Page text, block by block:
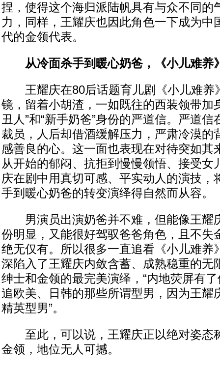
捏，使得这个海归派陆帆具有与众不同的
力，同样，王耀庆也因此角色一下成为中
代的金领代表。
从冷面杀手到暖心奶爸，《小儿难养
王耀庆在80后话题育儿剧《小儿难养
镜，留着小胡渣，一如既往的西装领带加
丑人”和“新手奶爸”身份的严道信。严道
裁员，人后却借酒缓解压力，严肃冷漠的
感善良的心。这一面也表现在对待突如其
从开始的郁闷、抗拒到慢慢领悟、接受女
庆在剧中用真切可感、平实动人的演技，
手到暖心奶爸的转变演绎得自然而从容。
男演员出演奶爸并不难，但能像王耀
份明显，又能很好驾驭爸爸角色，且不失
绝无仅有。所以很多一直追看《小儿难养
深陷入了王耀庆内敛含蓄、成熟稳重的无
绅士和金领的最完美演绎，“内地荧屏有
追欧美、日韩的那些所谓型男，因为王耀
精英型男”。
至此，可以说，王耀庆正以绝对姿态
金领，地位无人可撼。